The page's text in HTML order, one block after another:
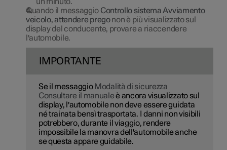
un minuto.
Quando il messaggio Controllo sistema Avviamento
veicolo, attendere pregonon è più visualizzato sul
display del conducente, provare a riaccendere
l'automobile.
IMPORTANTE
Se il messaggio Modalità di sicurezza
Consultare il manualeè ancora visualizzato sul
display, l'automobile non deve essere guidata
né trainata bensì trasportata. I danni non visibili
potrebbero, durante il viaggio, rendere
impossibile la manovra dell'automobile anche
se questa appare guidabile.